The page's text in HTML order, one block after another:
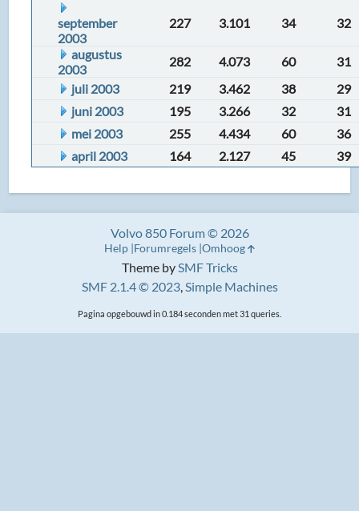
september
2003
227 3.101 34 32
augustus
2003
282 4.073 60
31
juli 2003
219 3.462 38
29
juni 2003
195 3.266 32
31
mei 2003
255 4.434 60
36
april 2003
164 2.127 45 39
Theme bySMF Tricks
SMF 2.1.4 © 2023,Simple Machines
Volvo 850 Forum © 2026
Help Forumregels Omhoog
Pagina opgebouwd in 0.184 seconden met 31 queries.